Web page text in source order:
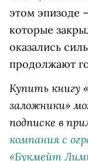
этом эпизоде
которые
оказались
продолжают
Купить книгу
заложники»
подписке в
компания с
«Букмейт